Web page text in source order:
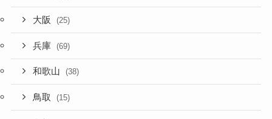
大阪 (25)
兵庫 (69)
和歌山 (38)
鳥取 (15)